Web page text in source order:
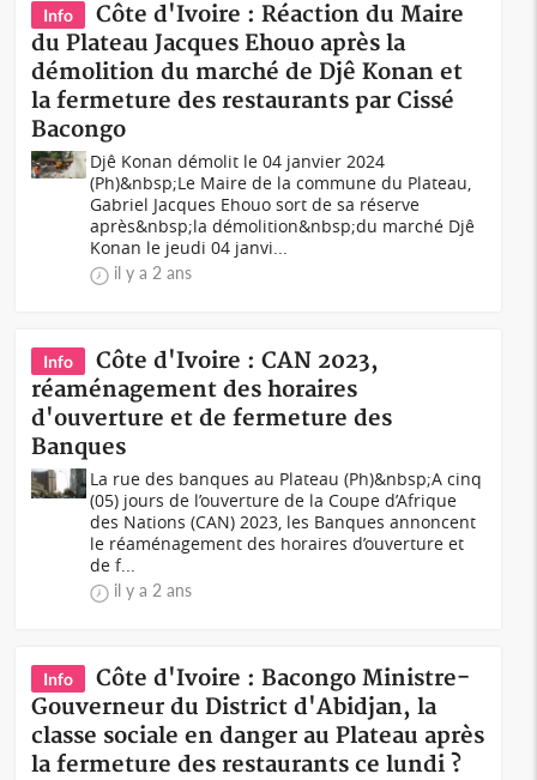
Info
Côte d'Ivoire : Réaction du Maire
du Plateau Jacques Ehouo après la
démolition du marché de Djê Konan et
la fermeture des restaurants par Cissé
Bacongo
Djê Konan démolit le 04 janvier 2024
(Ph)&nbsp;Le Maire de la commune du Plateau,
Gabriel Jacques Ehouo sort de sa réserve
après&nbsp;la démolition&nbsp;du marché Djê
Konan le jeudi 04 janvi...
il y a 2 ans
Info
Côte d'Ivoire : CAN 2023,
réaménagement des horaires
d'ouverture et de fermeture des
Banques
La rue des banques au Plateau (Ph)&nbsp;A cinq
(05) jours de l’ouverture de la Coupe d’Afrique
des Nations (CAN) 2023, les Banques annoncent
le réaménagement des horaires d’ouverture et
de f...
il y a 2 ans
Info
Côte d'Ivoire : Bacongo Ministre-
Gouverneur du District d'Abidjan, la
classe sociale en danger au Plateau après
la fermeture des restaurants ce lundi ?